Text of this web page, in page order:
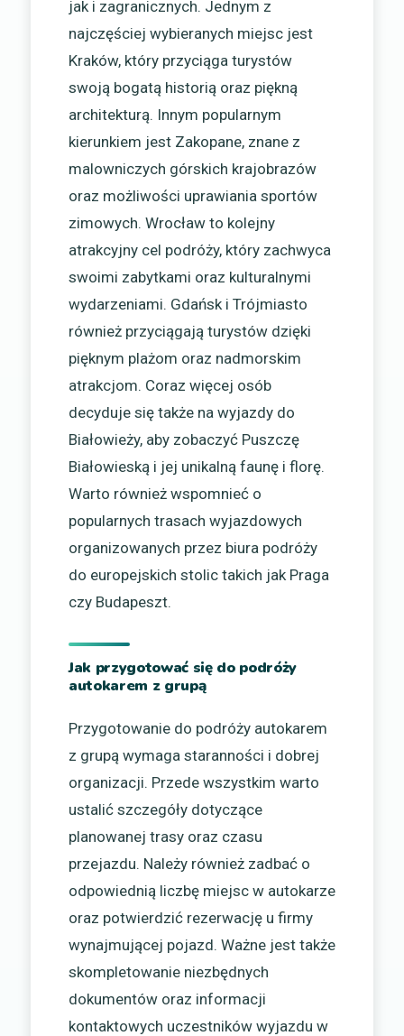
jak i zagranicznych. Jednym z
najczęściej wybieranych miejsc jest
Kraków, który przyciąga turystów
swoją bogatą historią oraz piękną
architekturą. Innym popularnym
kierunkiem jest Zakopane, znane z
malowniczych górskich krajobrazów
oraz możliwości uprawiania sportów
zimowych. Wrocław to kolejny
atrakcyjny cel podróży, który zachwyca
swoimi zabytkami oraz kulturalnymi
wydarzeniami. Gdańsk i Trójmiasto
również przyciągają turystów dzięki
pięknym plażom oraz nadmorskim
atrakcjom. Coraz więcej osób
decyduje się także na wyjazdy do
Białowieży, aby zobaczyć Puszczę
Białowieską i jej unikalną faunę i florę.
Warto również wspomnieć o
popularnych trasach wyjazdowych
organizowanych przez biura podróży
do europejskich stolic takich jak Praga
czy Budapeszt.
Jak przygotować się do podróży
autokarem z grupą
Przygotowanie do podróży autokarem
z grupą wymaga staranności i dobrej
organizacji. Przede wszystkim warto
ustalić szczegóły dotyczące
planowanej trasy oraz czasu
przejazdu. Należy również zadbać o
odpowiednią liczbę miejsc w autokarze
oraz potwierdzić rezerwację u firmy
wynajmującej pojazd. Ważne jest także
skompletowanie niezbędnych
dokumentów oraz informacji
kontaktowych uczestników wyjazdu w